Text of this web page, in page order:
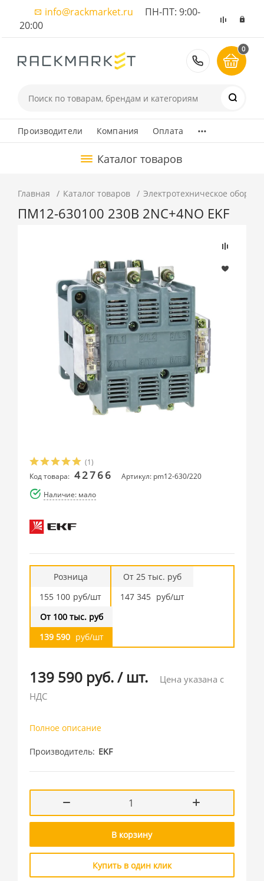
info@rackmarket.ru ПН-ПТ: 9:00-
20:00
8 (495)
0
Производители Компания Оплата ...
Каталог товаров
Главная Каталог товаров Электротехническое
ПМ12-630100 230В 2NC+4NO EKF
(1)
Код товара: 42766
Артикул: pm12-630/220
Наличие: мало
Розница
155 100 руб/шт
От 25 тыс. руб
147 345 руб/шт
От 100 тыс. руб
139 590 руб/шт
139 590 руб./ шт.
Цена указана с
НДС
Полное описание
Производитель EKF
В корзину
Купить в один клик